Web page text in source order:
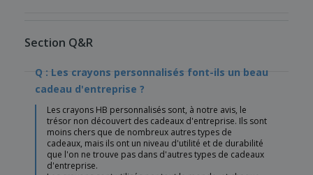
Section Q&R
Q : Les crayons personnalisés font-ils un beau
cadeau d'entreprise ?
Les crayons HB personnalisés sont, à notre avis, le
trésor non découvert des cadeaux d'entreprise. Ils sont
moins chers que de nombreux autres types de
cadeaux, mais ils ont un niveau d'utilité et de durabilité
que l'on ne trouve pas dans d'autres types de cadeaux
d'entreprise.